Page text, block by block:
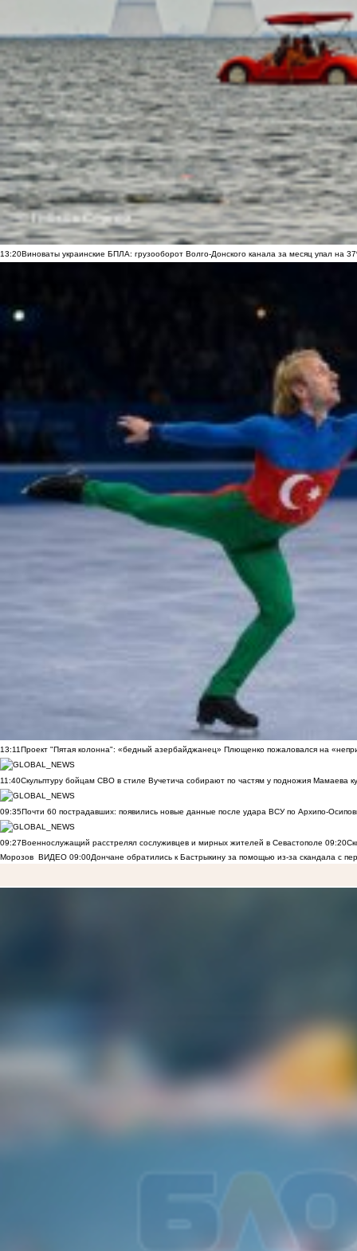
13:20Виноваты украинские БПЛА: грузооборот Волго-Донского канала за месяц упал на
13:11Проект "Пятая колонна": «бедный азербайджанец» Плющенко пожаловался на
11:40Скульптуру бойцам СВО в стиле Вучетича собирают по частям у подножия Мамаева
09:35Почти 60 пострадавших: появились новые данные после удара ВСУ по Архипо-
09:27Военнослужащий расстрелял сослуживцев и мирных жителей в Севастополе 09:20
Морозов ВИДЕО 09:00Дончане обратились к Бастрыкину за помощью из-за скандала с